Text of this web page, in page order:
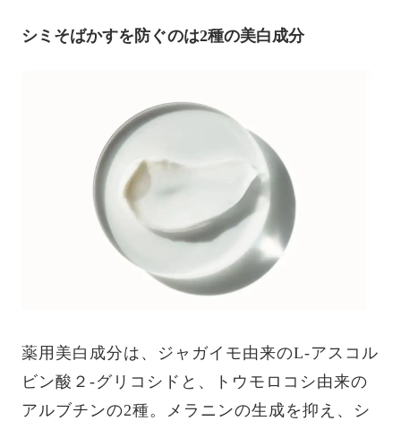
シミそばかすを防ぐのは2種の美白成分
薬用美白成分は、ジャガイモ由来のL‐アスコル
ビン酸２‐グリコシドと、トウモロコシ由来の
アルブチンの2種。メラニンの生成を抑え、シ